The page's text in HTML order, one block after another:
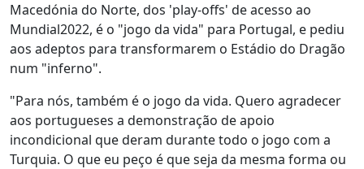
Macedónia do Norte, dos 'play-offs' de acesso ao
Mundial2022, é o "jogo da vida" para Portugal, e pediu
aos adeptos para transformarem o Estádio do Dragão
num "inferno".
"Para nós, também é o jogo da vida. Quero agradecer
aos portugueses a demonstração de apoio
incondicional que deram durante todo o jogo com a
Turquia. O que eu peço é que seja da mesma forma ou